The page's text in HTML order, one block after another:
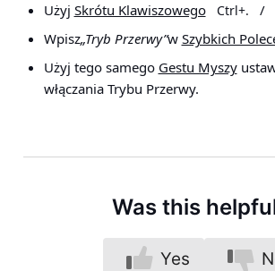
Użyj Skrótu Klawiszowego Ctrl+. /
Wpisz„Tryb Przerwy”w Szybkich
Użyj tego samego Gestu Myszy
włączania Trybu Przerwy.
Was this
Yes